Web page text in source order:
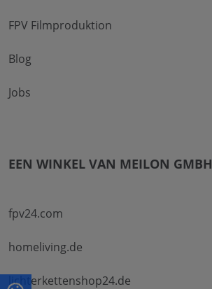
FPV Filmproduktion
Blog
Jobs
EEN WINKEL VAN MEILON GMBH
fpv24.com
homeliving.de
lichterkettenshop24.de